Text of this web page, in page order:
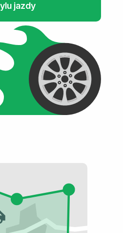
jazdy